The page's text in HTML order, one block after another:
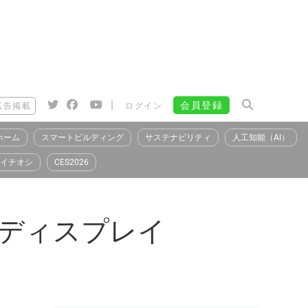
告掲載 | ログイン 会員登録
ーム スマートビルディング サステナビリティ 人工知能（AI）
イチオシ CES2026
ィスプレイ